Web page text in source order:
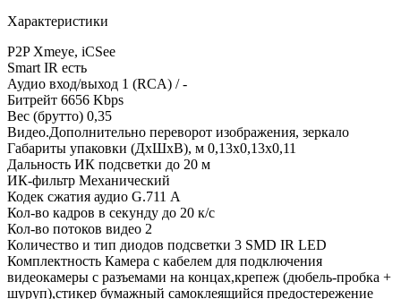
Характеристики
P2P Xmeye, iCSee
Smart IR есть
Аудио вход/выход 1 (RCA) / -
Битрейт 6656 Kbps
Вес (брутто) 0,35
Видео.Дополнительно переворот изображения, зеркало
Габариты упаковки (ДхШхВ), м 0,13x0,13x0,11
Дальность ИК подсветки до 20 м
ИК-фильтр Механический
Кодек сжатия аудио G.711 А
Кол-во кадров в секунду до 20 к/с
Кол-во потоков видео 2
Количество и тип диодов подсветки 3 SMD IR LED
Комплектность Камера с кабелем для подключения
видеокамеры с разъемами на концах,крепеж (дюбель-пробка +
шуруп),cтикер бумажный самоклеящийся предостережение